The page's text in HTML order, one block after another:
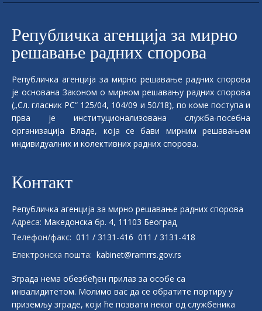
Републичка aгенција за мирно
решавање радних спорова
Републичка aгенција за мирно решавање радних спорова
је основана Законом о мирном решавању радних спорова
(„Сл. гласник РС“ 125/04, 104/09 и 50/18), по коме поступа и
прва је институционализована служба-посебна
организација Владе, која се бави мирним решавањем
индивидуалних и колективних радних спорова.
Контакт
Републичка aгенција за мирно решавање радних спорова
Адреса: Македонска бр. 4, 11103 Београд
Телефон/факс: 011 / 3131-416 011 / 3131-418
Електронска пошта: kabinet@ramrrs.gov.rs
Зграда нема обезбеђен прилаз за особе са
инвалидитетом. Молимо вас да се обратите портиру у
приземљу зграде, који ће позвати неког од службеника